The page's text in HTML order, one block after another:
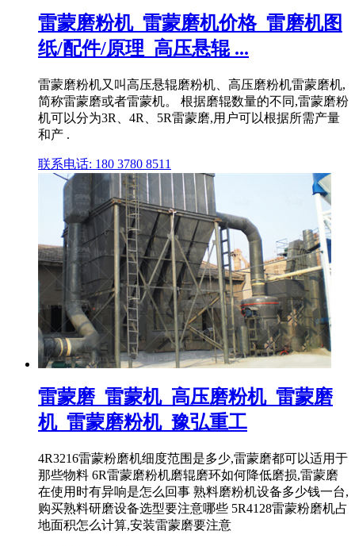
雷蒙磨粉机_雷蒙磨机价格_雷磨机图
纸/配件/原理_高压悬辊 ...
雷蒙磨粉机又叫高压悬辊磨粉机、高压磨粉机雷蒙磨机,
简称雷蒙磨或者雷蒙机。 根据磨辊数量的不同,雷蒙磨粉
机可以分为3R、4R、5R雷蒙磨,用户可以根据所需产量
和产 .
联系电话: 180 3780 8511
雷蒙磨_雷蒙机_高压磨粉机_雷蒙磨
机_雷蒙磨粉机_豫弘重工
4R3216雷蒙粉磨机细度范围是多少,雷蒙磨都可以适用于
那些物料 6R雷蒙磨粉机磨辊磨环如何降低磨损,雷蒙磨
在使用时有异响是怎么回事 熟料磨粉机设备多少钱一台,
购买熟料研磨设备选型要注意哪些 5R4128雷蒙粉磨机占
地面积怎么计算,安装雷蒙磨要注意